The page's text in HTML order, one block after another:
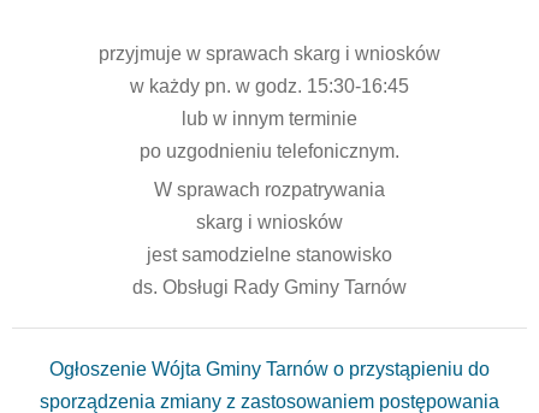
przyjmuje w sprawach skarg i wniosków
w każdy pn. w godz. 15:30-16:45
lub w innym terminie
po uzgodnieniu telefonicznym.
W sprawach rozpatrywania
skarg i wniosków
jest samodzielne stanowisko
ds. Obsługi Rady Gminy Tarnów
Ogłoszenie Wójta Gminy Tarnów o przystąpieniu do
sporządzenia zmiany z zastosowaniem postępowania